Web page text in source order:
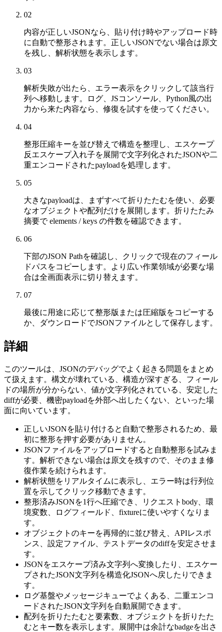
02
内容が正しいJSONなら、貼り付け時やアップロード時
に自動で整形されます。正しいJSONでない場合は原文
を残し、解析状態を表示します。
03
解析失敗が出たら、エラー表示をクリックして該当行
列へ移動します。ログ、JSコンソール、Python風の出
力から来た内容なら、修復を試すを使ってください。
04
整形圧縮キーを並び替えで構造を整理し、エスケープ
反エスケープ入れ子を展開で文字列化されたJSONや二
重エンコードされたpayloadを処理します。
05
大きなpayloadは、まずすべて折りたたむを使い、必要
なオブジェクトや配列だけを展開します。折りたたみ
摘要で elements / keys の件数を確認できます。
06
下部のJSON Pathを確認し、クリックで現在のフィール
ドパスをコピーします。より広い作業領域が必要な場
合は全画面表示に切り替えます。
07
最後に用途に応じて整形版または圧縮版をコピーする
か、ダウンロードでJSONファイルとして保存します。
詳細
このツールは、JSONのデバッグでよく起きる問題をまとめ
て扱えます。構文が壊れている、構造が深すぎる、フィール
ドの場所が分からない、値が文字列化されている、安定した
diffが必要、機密payloadを外部へ出したくない、といった場
面に向いています。
正しいJSONを貼り付けると自動で整形されるため、最
初に整形を押す必要がありません。
JSONファイルをアップロードすると自動整形を試みま
す。解析できない場合は原文を残すので、そのまま修
復作業を続けられます。
解析状態をリアルタイムに表示し、エラー時は行列位
置を示してクリック移動できます。
整形済みJSONを1行へ圧縮でき、リクエストbody、環
境変数、ログフィールド、fixtureに使いやすくなりま
す。
オブジェクトのキーを再帰的に並び替え、APIレスポ
ンス、設定ファイル、テストデータのdiffを安定させま
す。
JSONをエスケープ済み文字列へ変換したり、エスケー
プされたJSON文字列を構造化JSONへ戻したりできま
す。
ログ基盤やメッセージキューでよくある、二重エンコ
ードされたJSON文字列を自動展開できます。
配列を折りたたむと要素数、オブジェクトを折りたた
むとキー数を表示します。展開中は余計なbadgeを出さ